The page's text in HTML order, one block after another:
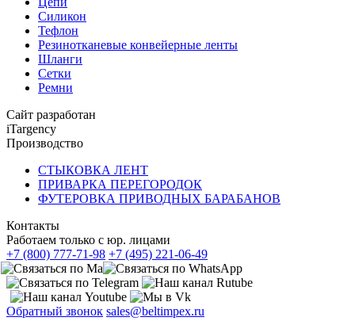
Силикон
Тефлон
Резинотканевые конвейерные ленты
Шланги
Сетки
Ремни
Сайт разработан
iTargency
Производство
СТЫКОВКА ЛЕНТ
ПРИВАРКА ПЕРЕГОРОДОК
ФУТЕРОВКА ПРИВОДНЫХ БАРАБАНОВ
Контакты
Работаем только с юр. лицами
+7 (800) 777-71-98 +7 (495) 221-06-49
Обратный звонок sales@beltimpex.ru